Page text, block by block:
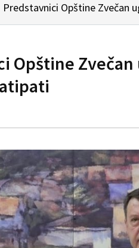
Predstavnici Opštine Zvečan
Opštine